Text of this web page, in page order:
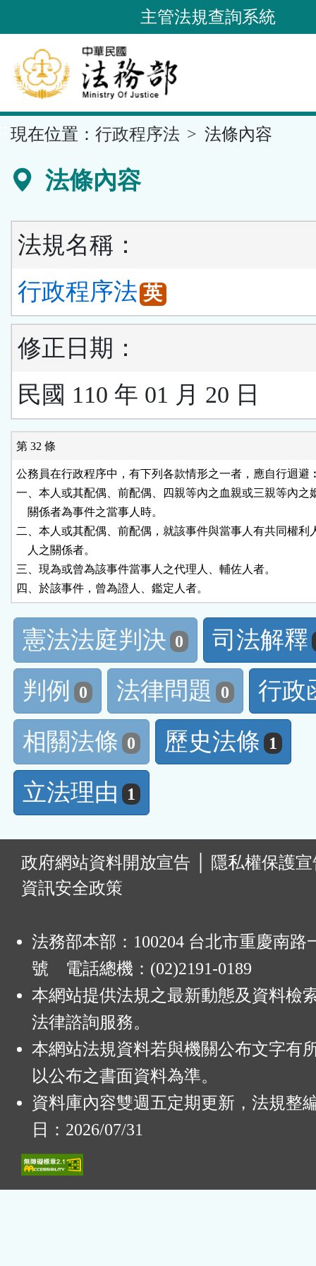
到
要
內
容
區
主管法規查詢系統
現在位置： 行政程序法 法條內容
法條內容
法規名稱：
行政程序法 英
修正日期：
民國 110 年 01 月 20 日
第 32 條
公務員在行政程序中，有下列各款情形之一者，應自行迴避
一、本人或其配偶、前配偶、四親等內之血親或三親等內之
    關係者為事件之當事人時。
二、本人或其配偶、前配偶，就該事件與當事人有共同權利
    人之關係者。
三、現為或曾為該事件當事人之代理人、輔佐人者。
四、於該事件，曾為證人、鑑定人者。
憲法法庭判決 0
司法解釋
判例
0 法律問題 0
行政
相關法條 0 歷史法條 1
立法理由 1
政府網站資料開放宣告
隱私權保護
資訊安全政策
法務部本部：100204 台北市重慶南路
號 電話總機：(02)2191-0189
本網站提供法規之最新動態及資料檢
法律諮詢服務。
本網站法規資料若與機關公布文字有
以公布之書面資料為準。
資料庫內容雙週五定期更新，法規整
日：2026/07/31